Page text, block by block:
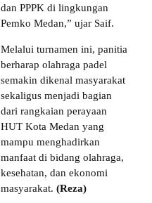
dan PPPK di lingkungan
Pemko Medan,” ujar Saif.
Melalui turnamen ini, panitia
berharap olahraga padel
semakin dikenal masyarakat
sekaligus menjadi bagian
dari rangkaian perayaan
HUT Kota Medan yang
mampu menghadirkan
manfaat di bidang olahraga,
kesehatan, dan ekonomi
masyarakat. (Reza)